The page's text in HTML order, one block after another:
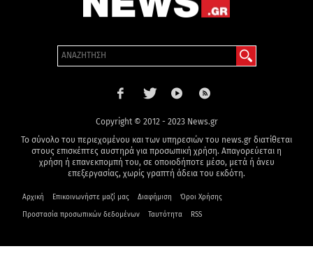
Copyright © 2012 - 2023 News.gr
Το σύνολο του περιεχομένου και των υπηρεσιών του news.gr διατίθεται
στους επισκέπτες αυστηρά για προσωπική χρήση. Απαγορεύεται η
χρήση ή επανεκπομπή του, σε οποιοδήποτε μέσο, μετά ή άνευ
επεξεργασίας, χωρίς γραπτή άδεια του εκδότη.
Αρχική Επικοινωνήστε μαζί μας Διαφήμιση Όροι Χρήσης
Προστασία προσωπικών δεδομένων Ταυτότητα RSS